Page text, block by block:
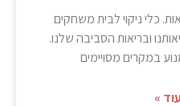
כלי ניקוי לבית משחקים
ובריאות הסביבה שלנו.
במקרים מסויימים
»